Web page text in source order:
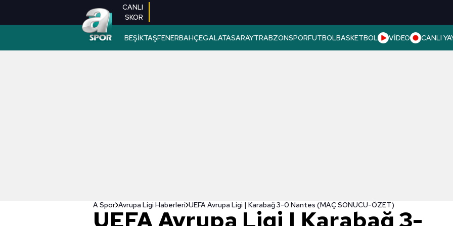
CANLI
SKOR
BEŞİKTAŞFENERBAHÇEGALATASARAYTRABZONSPORFUTBOLBASKETBOL VİDEO CANLI
A Spor Avrupa Ligi Haberleri UEFA Avrupa Ligi | Karabağ 3-0 Nantes (MAÇ SONUCU-ÖZET)
UEFA Avrupa Ligi | Karabağ 3-